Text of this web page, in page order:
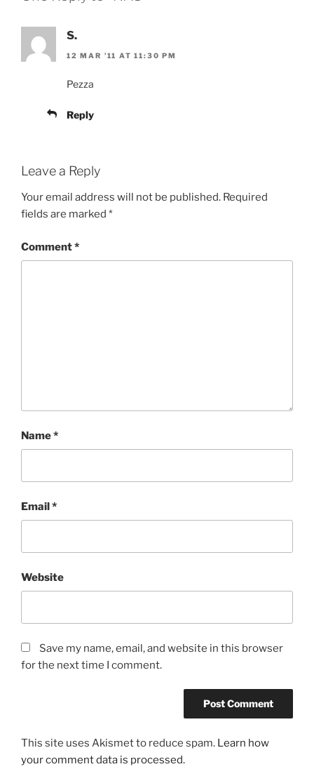
S.
12 MAR ’11 AT 11:30 PM
Pezza
Reply
Leave a Reply
Your email address will not be published. Required
fields are marked *
Comment*
Name*
Email*
Website
Save my name, email, and website in this browser
for the next time I comment.
This site uses Akismet to reduce spam. Learn how
your comment data is processed.